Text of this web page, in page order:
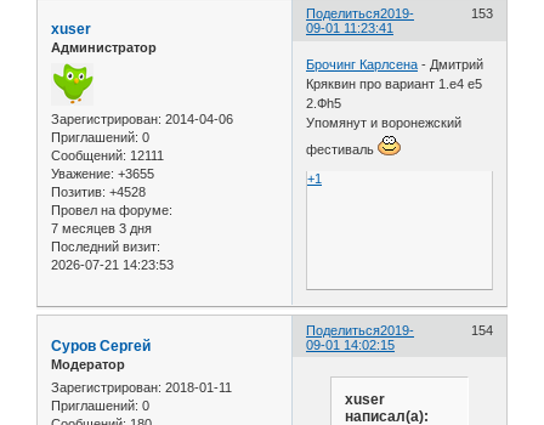
Поделиться 153
2019-
09-01 11:23:41
xuser
Администратор
Зарегистрирован: 2014-04-06
Приглашений: 0
Сообщений: 12111
Уважение: +3655
Позитив: +4528
Провел на форуме:
7 месяцев 3 дня
Последний визит:
2026-07-21 14:23:53
Брочинг Карлсена - Дмитрий
Кряквин про вариант 1.e4 e5
2.Фh5
Упомянут и воронежский
фестиваль
+1
Поделиться 154
2019-
09-01 14:02:15
Cуров Сергей
Модератор
Зарегистрирован: 2018-01-11
Приглашений: 0
xuser
написал(а):